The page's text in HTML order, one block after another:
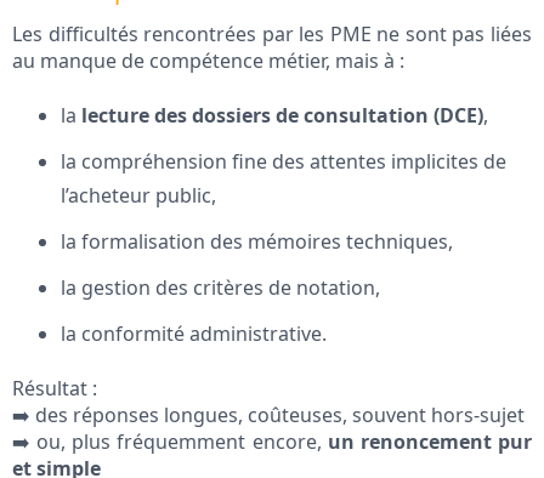
Les difficultés rencontrées par les PME ne sont pas liées
au manque de compétence métier, mais à :
la lecture des dossiers de consultation (DCE),
la compréhension fine des attentes implicites de
l’acheteur public,
la formalisation des mémoires techniques,
la gestion des critères de notation,
la conformité administrative.
Résultat :
➡️ des réponses longues, coûteuses, souvent hors-sujet
➡️ ou, plus fréquemment encore, un renoncement pur
et simple